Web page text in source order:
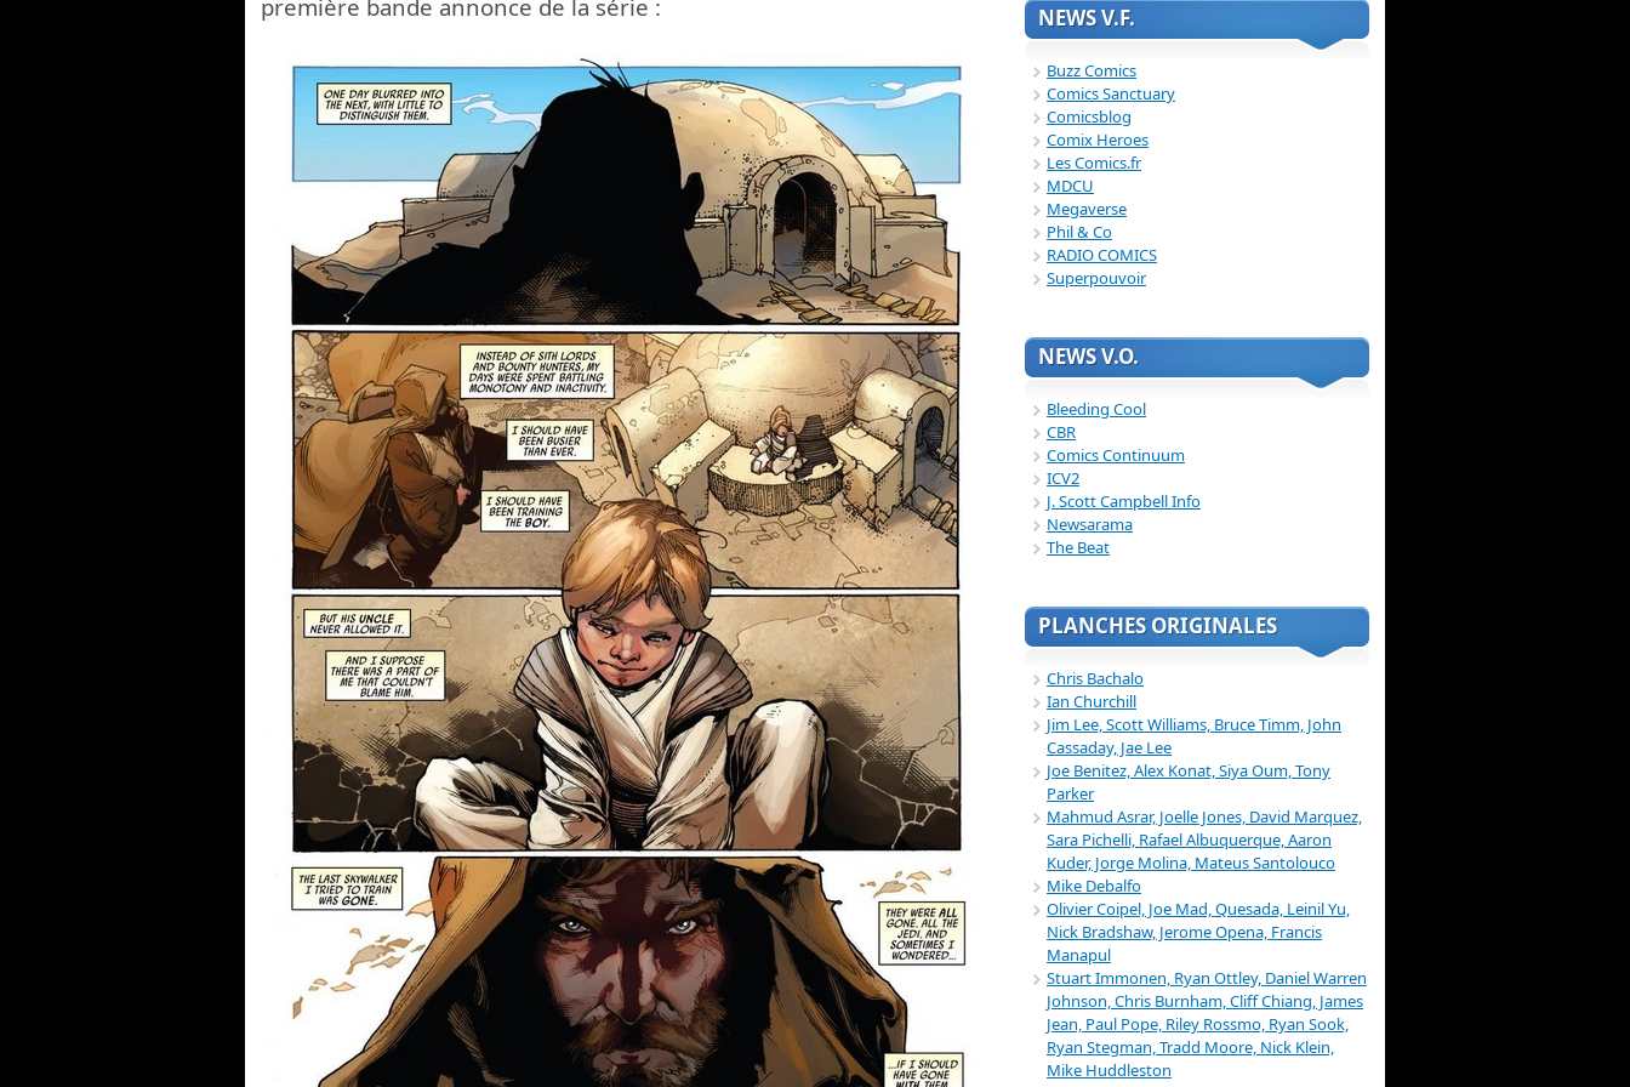
première bande annonce de la série : NEWS V.F.
Buzz Comics
Comics Sanctuary
Comicsblog
Comix Heroes
Les Comics.fr
MDCU
Megaverse
Phil & Co
RADIO COMICS
Superpouvoir
NEWS V.O.
Bleeding Cool
CBR
Comics Continuum
ICV2
J. Scott Campbell Info
Newsarama
The Beat
PLANCHES ORIGINALES
Chris Bachalo
Ian Churchill
Jim Lee, Scott Williams, Bruce Timm, John
Cassaday, Jae Lee
Joe Benitez, Alex Konat, Siya Oum, Tony
Parker
Mahmud Asrar, Joelle Jones, David Marquez,
Sara Pichelli, Rafael Albuquerque, Aaron
Kuder, Jorge Molina, Mateus Santolouco
Mike Debalfo
Olivier Coipel, Joe Mad, Quesada, Leinil Yu,
Nick Bradshaw, Jerome Opena, Francis
Manapul
Stuart Immonen, Ryan Ottley, Daniel Warren
Johnson, Chris Burnham, Cliff Chiang, James
Jean, Paul Pope, Riley Rossmo, Ryan Sook,
Ryan Stegman, Tradd Moore, Nick Klein,
Mike Huddleston